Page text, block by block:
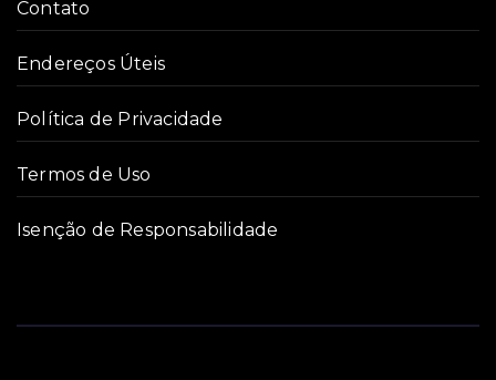
Contato
Endereços Úteis
Política de Privacidade
Termos de Uso
Isenção de Responsabilidade